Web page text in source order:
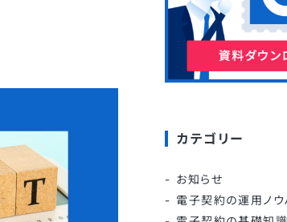
カテゴリー
お知らせ
電子契約の運用ノウ